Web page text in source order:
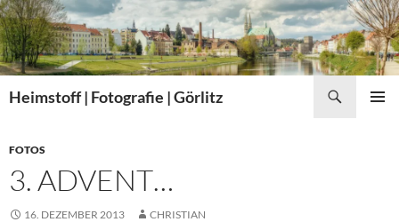
Zum
Inhalt
springen
Heimstoff | Fotografie | Görlitz
FOTOS
3. ADVENT…
16. DEZEMBER 2013 CHRISTIAN